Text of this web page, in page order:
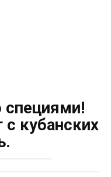
специями!
кубанских